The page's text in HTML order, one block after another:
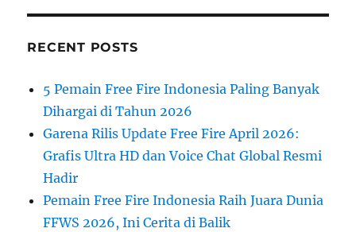
RECENT POSTS
5 Pemain Free Fire Indonesia Paling Banyak
Dihargai di Tahun 2026
Garena Rilis Update Free Fire April 2026:
Grafis Ultra HD dan Voice Chat Global Resmi
Hadir
Pemain Free Fire Indonesia Raih Juara Dunia
FFWS 2026, Ini Cerita di Balik